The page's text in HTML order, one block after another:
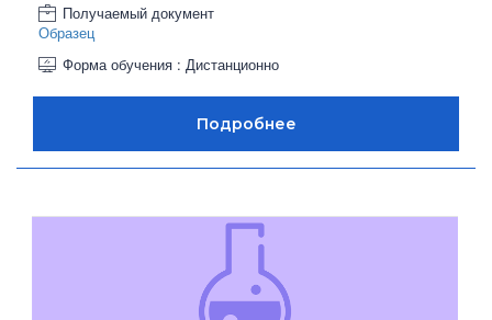
Получаемый документ
Образец
Форма обучения : Дистанционно